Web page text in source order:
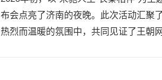
布会点亮了济南的夜晚。此次活动汇聚
热烈而温暖的氛围中，共同见证了王朝